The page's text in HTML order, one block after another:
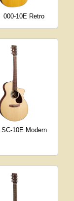
000-10E Retro
SC-10E Modern